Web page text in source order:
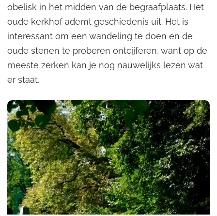
obelisk in het midden van de begraafplaats. Het
oude kerkhof ademt geschiedenis uit. Het is
interessant om een wandeling te doen en de
oude stenen te proberen ontcijferen, want op de
meeste zerken kan je nog nauwelijks lezen wat
er staat.